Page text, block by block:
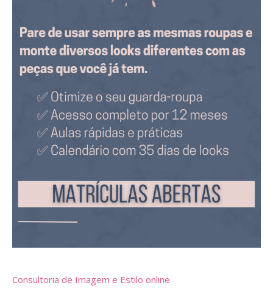
Consultoria de Imagem e Estilo online